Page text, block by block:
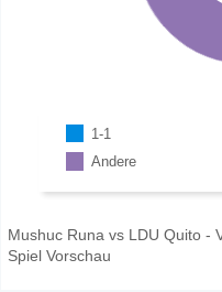
1-1
Andere
Mushuc Runa vs LDU Quito -
Spiel Vorschau